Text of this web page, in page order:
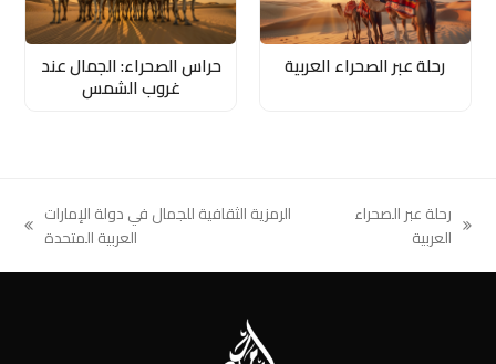
رحلة عبر الصحراء العربية حراس الصحراء: الجمال عند
غروب الشمس
previous
رحلة عبر الصحراء
العربية
الرمزية الثقافية للجمال في دولة الإمارات
العربية المتحدة